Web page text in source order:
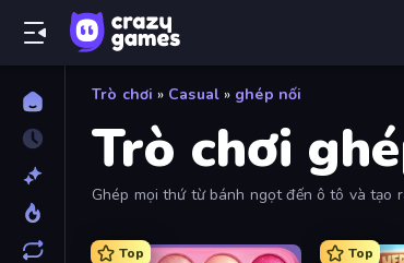
Trò chơi » Casual » ghép nối
Trò chơi
Ghép mọi thứ từ bánh ngọt đến ô tô và tạo
Top Top